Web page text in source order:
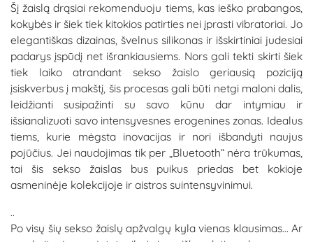
Šį žaislą drąsiai rekomenduoju tiems, kas ieško prabangos,
kokybės ir šiek tiek kitokios patirties nei įprasti vibratoriai. Jo
elegantiškas dizainas, švelnus silikonas ir išskirtiniai judesiai
padarys įspūdį net išrankiausiems. Nors gali tekti skirti šiek
tiek laiko atrandant sekso žaislo geriausią poziciją
įsiskverbus į makštį, šis procesas gali būti netgi maloni dalis,
leidžianti susipažinti su savo kūnu dar intymiau ir
išsianalizuoti savo intensyvesnes erogenines zonas. Idealus
tiems, kurie mėgsta inovacijas ir nori išbandyti naujus
pojūčius. Jei naudojimas tik per „Bluetooth“ nėra trūkumas,
tai šis sekso žaislas bus puikus priedas bet kokioje
asmeninėje kolekcijoje ir aistros suintensyvinimui.
..
Po visų šių sekso žaislų apžvalgų kyla vienas klausimas… Ar